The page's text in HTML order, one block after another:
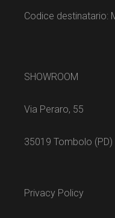
Codice destinatario:
SHOWROOM
Via Peraro, 55
35019 Tombolo
Privacy Policy